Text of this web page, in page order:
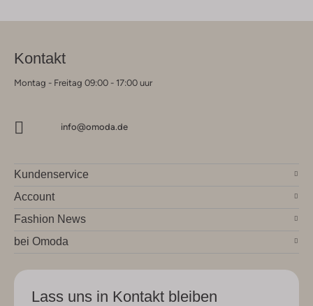
Kontakt
Montag - Freitag 09:00 - 17:00 uur
info@omoda.de
Kundenservice
Account
Fashion News
bei Omoda
Lass uns in Kontakt bleiben